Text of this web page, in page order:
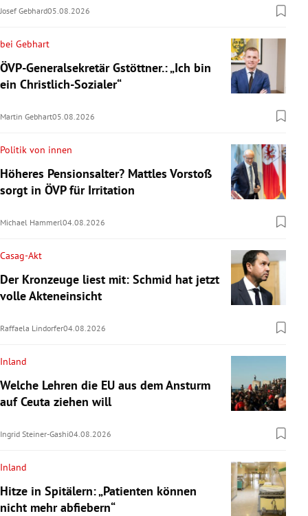
Josef Gebhard05.08.2026
bei Gebhart
ÖVP-Generalsekretär Gstöttner.: „Ich bin
ein Christlich-Sozialer“
Martin Gebhart05.08.2026
Politik von innen
Höheres Pensionsalter? Mattles Vorstoß
sorgt in ÖVP für Irritation
Michael Hammerl04.08.2026
Casag-Akt
Der Kronzeuge liest mit: Schmid hat jetzt
volle Akteneinsicht
Raffaela Lindorfer04.08.2026
Inland
Welche Lehren die EU aus dem Ansturm
auf Ceuta ziehen will
Ingrid Steiner-Gashi04.08.2026
Inland
Hitze in Spitälern: „Patienten können
nicht mehr abfiebern“